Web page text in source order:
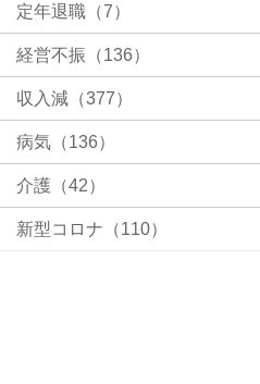
定年退職（7）
経営不振（136）
収入減（377）
病気（136）
介護（42）
新型コロナ（110）